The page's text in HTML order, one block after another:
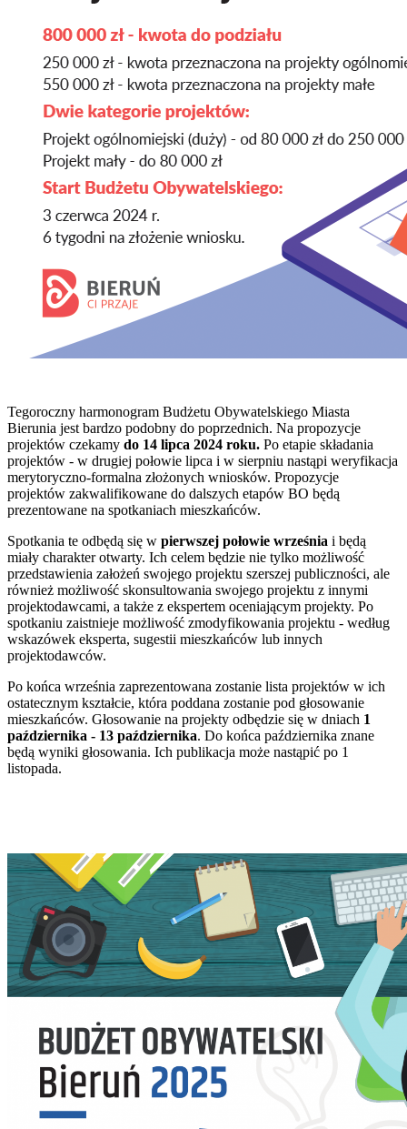
Tegoroczny harmonogram Budżetu Obywatelskiego Miasta
Bierunia jest bardzo podobny do poprzednich. Na propozycje
projektów czekamy do 14 lipca 2024 roku. Po etapie składania
projektów - w drugiej połowie lipca i w sierpniu nastąpi weryfikacja
merytoryczno-formalna złożonych wniosków. Propozycje
projektów zakwalifikowane do dalszych etapów BO będą
prezentowane na spotkaniach mieszkańców.
Spotkania te odbędą się w pierwszej połowie września i będą
miały charakter otwarty. Ich celem będzie nie tylko możliwość
przedstawienia założeń swojego projektu szerszej publiczności, ale
również możliwość skonsultowania swojego projektu z innymi
projektodawcami, a także z ekspertem oceniającym projekty. Po
spotkaniu zaistnieje możliwość zmodyfikowania projektu - według
wskazówek eksperta, sugestii mieszkańców lub innych
projektodawców.
Po końca września zaprezentowana zostanie lista projektów w ich
ostatecznym kształcie, która poddana zostanie pod głosowanie
mieszkańców. Głosowanie na projekty odbędzie się w dniach 1
października - 13 października. Do końca października znane
będą wyniki głosowania. Ich publikacja może nastąpić po 1
listopada.